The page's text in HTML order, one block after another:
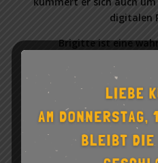
digitalen
Brigitte ist eine
unserer Brauerei.
Rampenverkauf
Kunden mit Rat
Danny ist verantwortlich
unserer Buchhaltung.